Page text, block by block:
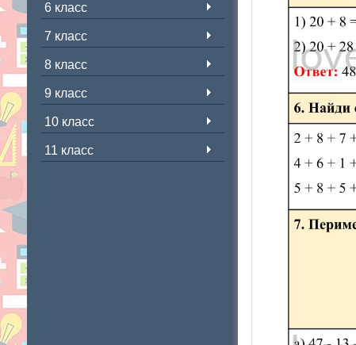
6 класс
7 класс
8 класс
9 класс
10 класс
11 класс